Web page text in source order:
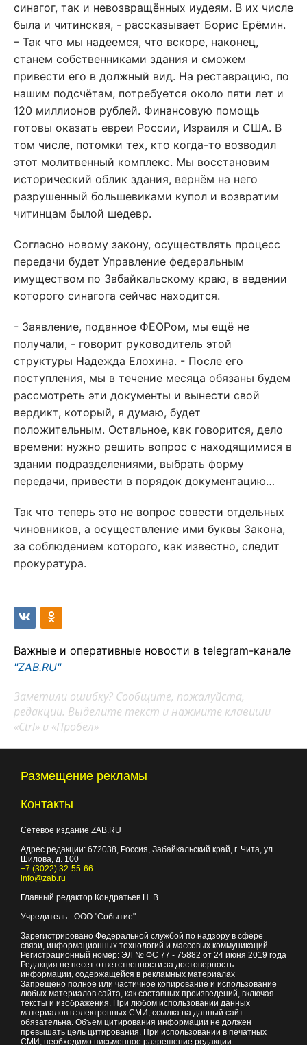
синагог, так и невозвращённых иудеям. В их числе
была и читинская, - рассказывает Борис Ерёмин.
– Так что мы надеемся, что вскоре, наконец,
станем собственниками здания и сможем
привести его в должный вид. На реставрацию, по
нашим подсчётам, потребуется около пяти лет и
120 миллионов рублей. Финансовую помощь
готовы оказать евреи России, Израиля и США. В
том числе, потомки тех, кто когда-то возводил
этот молитвенный комплекс. Мы восстановим
исторический облик здания, вернём на него
разрушенный большевиками купол и возвратим
читинцам былой шедевр.
Согласно новому закону, осуществлять процесс
передачи будет Управление федеральным
имуществом по Забайкальскому краю, в ведении
которого синагога сейчас находится.
- Заявление, поданное ФЕОРом, мы ещё не
получали, - говорит руководитель этой
структуры Надежда Елохина. - После его
поступления, мы в течение месяца обязаны будем
рассмотреть эти документы и вынести свой
вердикт, который, я думаю, будет
положительным. Остальное, как говорится, дело
времени: нужно решить вопрос с находящимися в
здании подразделениями, выбрать форму
передачи, привести в порядок документацию…
Так что теперь это не вопрос совести отдельных
чиновников, а осуществление ими буквы Закона,
за соблюдением которого, как известно, следит
прокуратура.
Важные и оперативные новости в telegram-канале
"ZAB.RU"
Заметили ошибку? Сообщите, пожалуйста,
редакции. Выделите текст и нажмите клавиши
«Ctrl» и «Пробел»
Размещение рекламы
Контакты
Сетевое издание ZAB.RU
Адрес редакции: 672038, Россия, Забайкальский край, г. Чита, ул.
Шилова, д. 100
+7 (3022) 32-55-66
info@zab.ru
Главный редактор Кондратьев Н. В.
Учредитель - ООО "Событие"
Зарегистрировано Федеральной службой по надзору в сфере
связи, информационных технологий и массовых коммуникаций.
Регистрационный номер: ЭЛ № ФС 77 - 75882 от 24 июня 2019 года
Редакция не несет ответственности за достоверность
информации, содержащейся в рекламных материалах
Запрещено полное или частичное копирование и использование
любых материалов сайта, как составных произведений, включая
тексты и изображения. При любом использовании данных
материалов в электронных СМИ, ссылка на данный сайт
обязательна. Объем цитирования информации не должен
превышать цель цитирования. При использовании в печатных
СМИ, необходимо письменное разрешение редакции.